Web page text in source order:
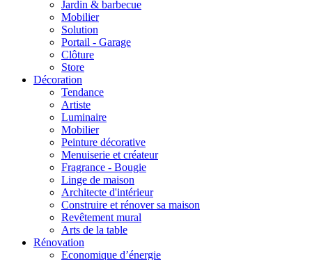
Jardin & barbecue
Mobilier
Solution
Portail - Garage
Clôture
Store
Décoration
Tendance
Artiste
Luminaire
Mobilier
Peinture décorative
Menuiserie et créateur
Fragrance - Bougie
Linge de maison
Architecte d'intérieur
Construire et rénover sa maison
Revêtement mural
Arts de la table
Rénovation
Economique d’énergie